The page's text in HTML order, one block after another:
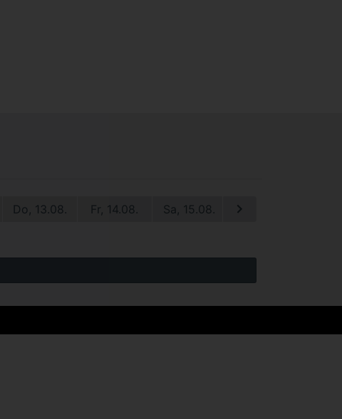
Do, 13.08. Fr, 14.08. Sa, 15.08. So, 16.08.